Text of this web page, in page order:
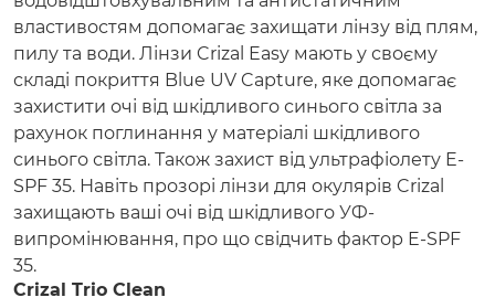
властивостям допомагає захищати лінзу від плям,
пилу та води. Лінзи Crizal Easy мають у своєму
складі покриття Blue UV Capture, яке допомагає
захистити очі від шкідливого синього світла за
рахунок поглинання у матеріалі шкідливого
синього світла. Також захист від ультрафіолету E-
SPF 35. Навіть прозорі лінзи для окулярів Crizal
захищають ваші очі від шкідливого УФ-
випромінювання, про що свідчить фактор E-SPF
35.
Crizal Trio Clean